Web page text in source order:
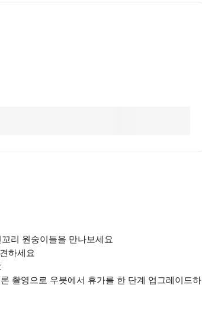
리 원숭이들을 만나보세요
하세요
촬영으로 우붓에서 휴가를 한 단계 업그레이드하